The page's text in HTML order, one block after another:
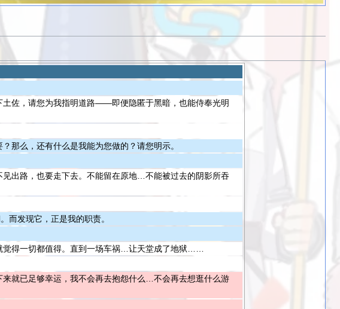
佐，请您为我指明道路——即便隐匿于黑暗，也能侍奉光明
么，还有什么是我能为您做的？请您明示。
出路，也要走下去。不能留在原地…不能被过去的阴影所吞
而发现它，正是我的职责。
得一切都值得。直到一场车祸…让天堂成了地狱……
就已足够幸运，我不会再去抱怨什么…不会再去想逛什么游